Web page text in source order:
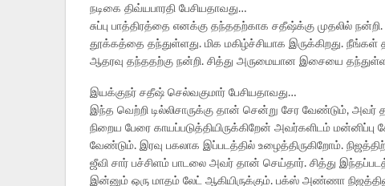
நடிகை திவ்யபாரதி பேசியதாவது…
சுப்பு பாத்திரத்தை எனக்கு தந்ததற்காக சதீஷ்க்கு முதலில் நன்றி.
தூக்கத்தை தந்துள்ளது. மிக மகிழ்ச்சியாக இருக்கிறது.
ஆதரவு தந்ததற்கு நன்றி. சித்து அருமையான இசையை
இயக்குநர் சதீஷ் செல்வகுமார் பேசியதாவது…
இந்த வெற்றி டில்லிசாருக்கு தான் சென்று சேர வேண்டும்,
நிறைய பேரை காயப்படுத்தியிருக்கிறேன் அவர்களிடம்
வேண்டும். இரவு பகலாக இப்படத்தில் உழைத்திருகிறோம்.
ஜீவி சார் பச்சிளம் பாடலை அவர் தான் செய்தார். சித்து
இன்னும் ஒரு மாதம் லேட் ஆகியிருக்கும். பக்ஸ் அண்ணா